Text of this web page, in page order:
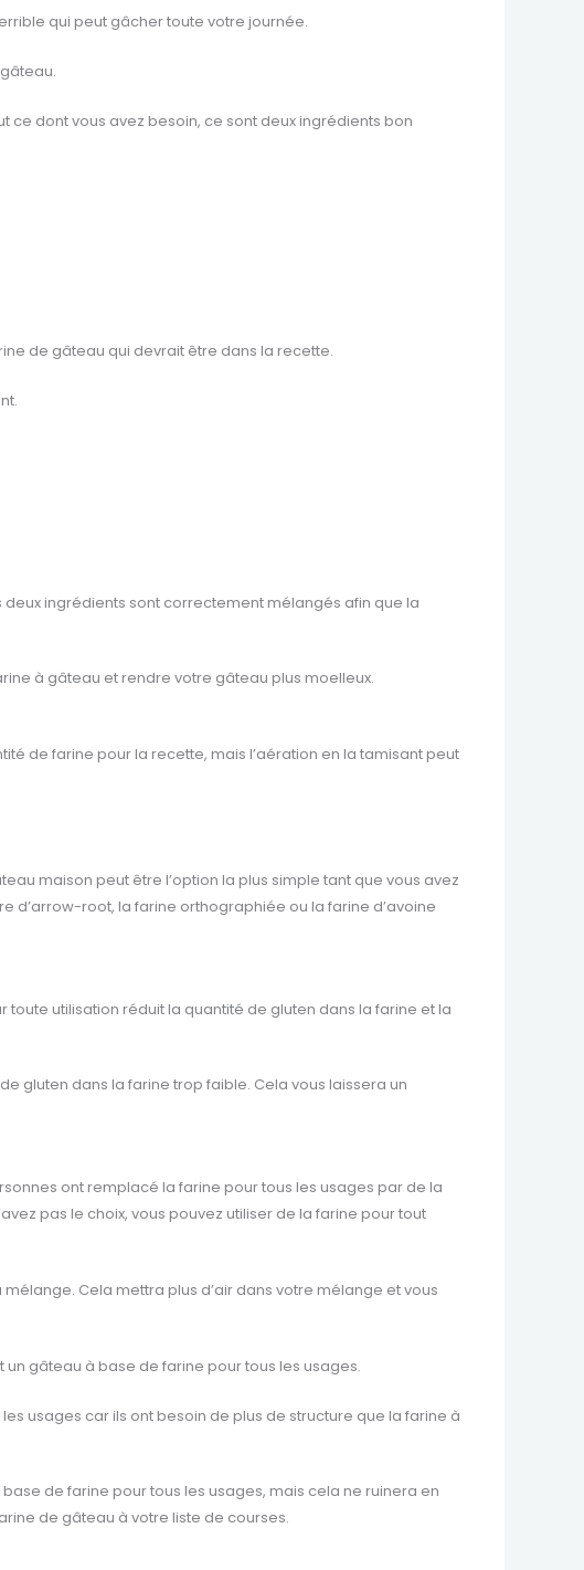
qui peut gâcher toute votre journée.
dont vous avez besoin, ce sont deux ingrédients bon
de gâteau qui devrait être dans la recette.
ingrédients sont correctement mélangés afin que la
à gâteau et rendre votre gâteau plus moelleux.
de farine pour la recette, mais l’aération en la tamisant peut
maison peut être l’option la plus simple tant que vous avez
d’arrow-root, la farine orthographiée ou la farine d’avoine
utilisation réduit la quantité de gluten dans la farine et la
gluten dans la farine trop faible. Cela vous laissera un
ont remplacé la farine pour tous les usages par de la
pas le choix, vous pouvez utiliser de la farine pour tout
Cela mettra plus d’air dans votre mélange et vous
gâteau à base de farine pour tous les usages.
usages car ils ont besoin de plus de structure que la farine à
de farine pour tous les usages, mais cela ne ruinera en
de gâteau à votre liste de courses.